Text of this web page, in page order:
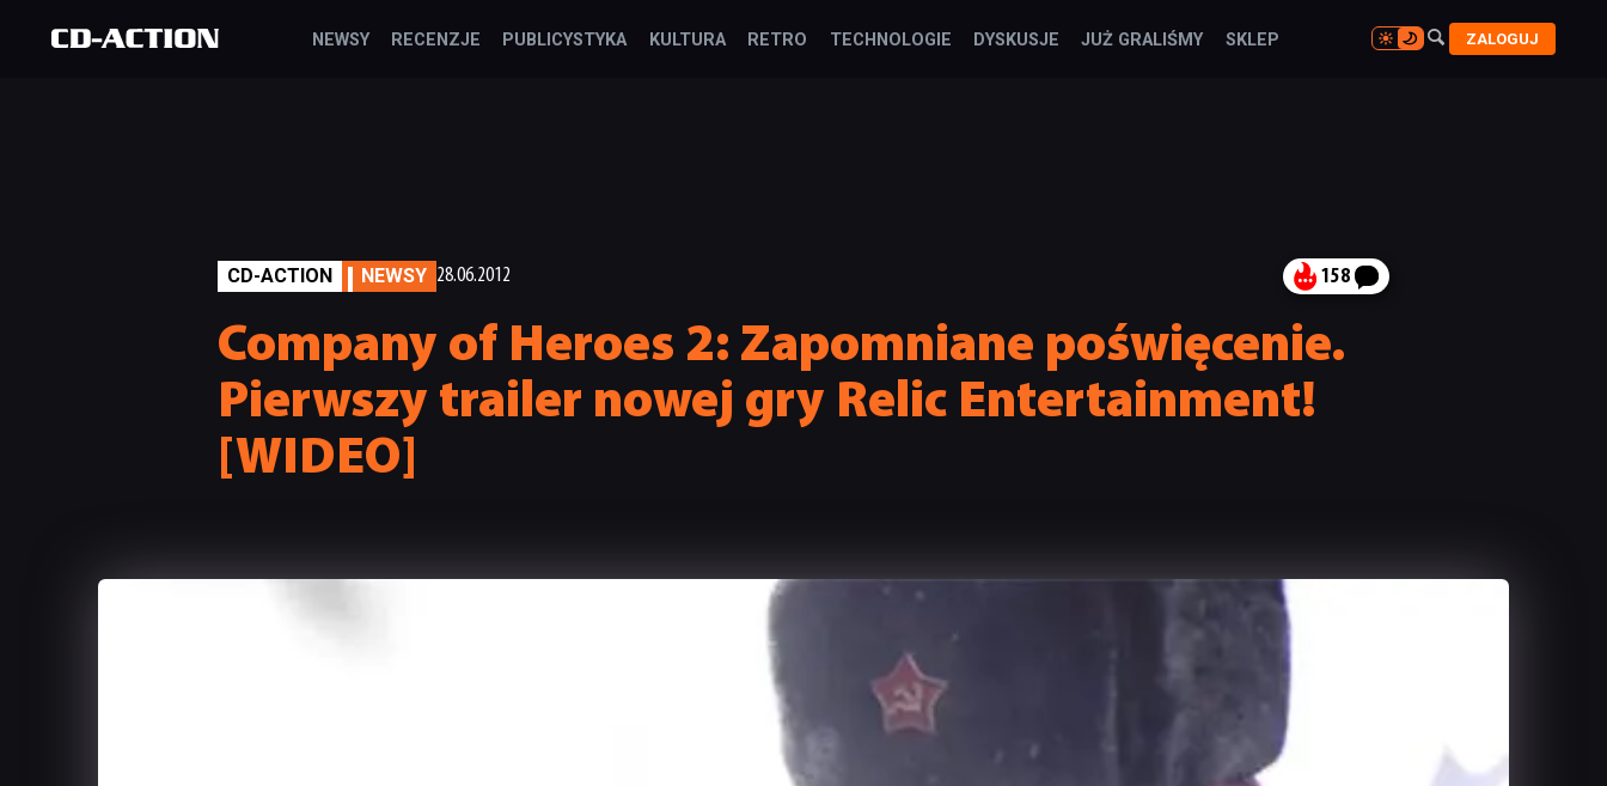
NEWSY RECENZJE PUBLICYSTYKA KULTURA RETRO TECHNOLOGIE DYSKUSJE JUŻ GRALIŚMY SKLEP 
 ZALOGUJ
CD-ACTION NEWSY 28.06.2012 158
Company of Heroes 2: Zapomniane poświęcenie.
Pierwszy trailer nowej gry Relic Entertainment!
[WIDEO]